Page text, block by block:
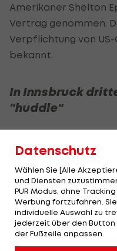
Amerikaner Shelton
Vertrag genommen.
Verpflichtung von
bekannt.
In Innsbruck
"huddle"
gegen Berlin
Arena und ist bei den
Touchdown-Pässe
fit ist. Der 26-jährige
Mexiko.
Datenschutz
Wählen Sie [Alle
und Diensten
PUR Modus, ohne
Werbung fortzufahren.
individuelle Auswahl zu
jederzeit über den Button
der Fußzeile anpassen.